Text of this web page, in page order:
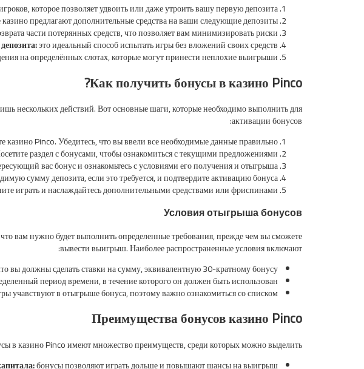
которое позволяет удвоить или даже утроить вашу первую депозита.
предлагают дополнительные средства на ваши следующие депозиты.
части потерянных средств, что позволяет вам минимизировать риски.
это идеальный способ испытать игры без вложений своих средств.
на определённых слотах, которые могут принести неплохие выигрыши.
Как получить бонусы в казино Pinco?
нескольких действий. Вот основные шаги, которые необходимо выполнить для
активации бонусов:
казино Pinco. Убедитесь, что вы ввели все необходимые данные правильно.
раздел с бонусами, чтобы ознакомиться с текущими предложениями.
вас бонус и ознакомьтесь с условиями его получения и отыгрыша.
сумму депозита, если это требуется, и подтвердите активацию бонуса.
играть и наслаждайтесь дополнительными средствами или фриспинами!
Условия отыгрыша бонусов
вам нужно будет выполнить определенные требования, прежде чем вы сможете
вывести выигрыш. Наиболее распространенные условия включают:
вы должны сделать ставки на сумму, эквивалентную 30-кратному бонусу.
период времени, в течение которого он должен быть использован.
учавствуют в отыгрыше бонуса, поэтому важно ознакомиться со списком.
Преимущества бонусов казино Pinco
в казино Pinco имеют множество преимуществ, среди которых можно выделить:
бонусы позволяют играть дольше и повышают шансы на выигрыш.